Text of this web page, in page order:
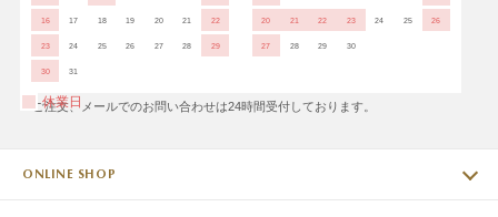
16 17 18 19 20 21 22
23 24 25 26 27 28 29
30 31
20 21 22 23 24 25 26
27 28 29 30
休業日
※ご注文、メールでのお問い合わせは24時間受付しております。
ONLINE SHOP